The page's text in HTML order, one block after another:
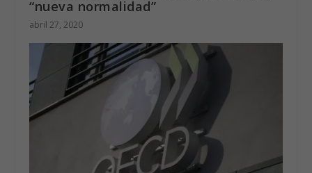
“nueva normalidad”
abril 27, 2020